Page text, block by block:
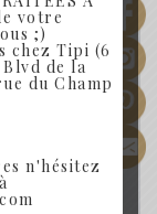
votre
;)
chez Tipi (6
de la
du Champ
n'hésitez